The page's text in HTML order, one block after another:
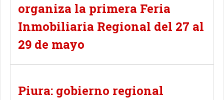
organiza la primera Feria
Inmobiliaria Regional del 27 al
29 de mayo
Piura: gobierno regional